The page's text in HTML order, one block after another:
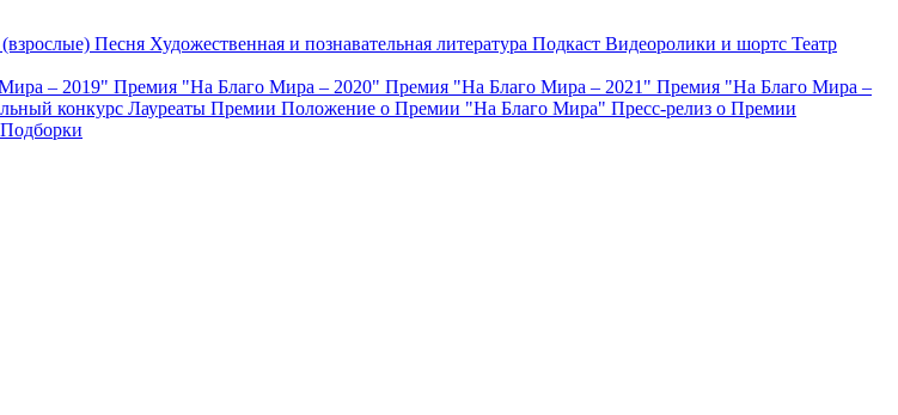
Песня Художественная и познавательная литература Подкаст Видеоролики и шортс Театр
– 2019" Премия "На Благо Мира – 2020" Премия "На Благо Мира – 2021" Премия "На Благо Мира –
конкурс Лауреаты Премии Положение о Премии "На Благо Мира" Пресс-релиз о Премии
Подборки